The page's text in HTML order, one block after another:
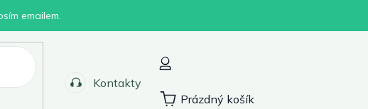
emailem.
Kontakty
Prázdný košík